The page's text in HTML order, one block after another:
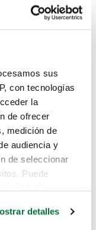
sus
con tecnologías
la
de ofrecer
medición de
audiencia y
de seleccionar
Puede
detalles
como
aquí.
estás